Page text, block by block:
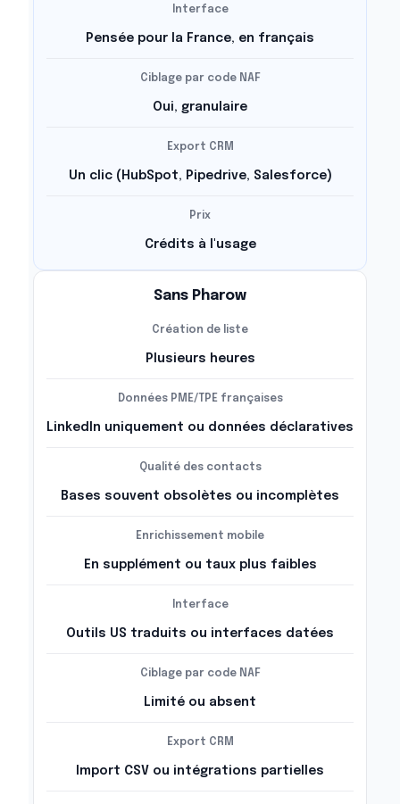
Interface
Pensée pour la France, en français
Ciblage par code NAF
Oui, granulaire
Export CRM
Un clic (HubSpot, Pipedrive, Salesforce)
Prix
Crédits à l'usage
Sans Pharow
Création de liste
Plusieurs heures
Données PME/TPE françaises
LinkedIn uniquement ou données déclaratives
Qualité des contacts
Bases souvent obsolètes ou incomplètes
Enrichissement mobile
En supplément ou taux plus faibles
Interface
Outils US traduits ou interfaces datées
Ciblage par code NAF
Limité ou absent
Export CRM
Import CSV ou intégrations partielles